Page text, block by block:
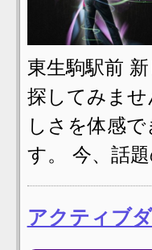
東生駒駅前
探してみま
しさを体感
す。 今、話
アクティブ